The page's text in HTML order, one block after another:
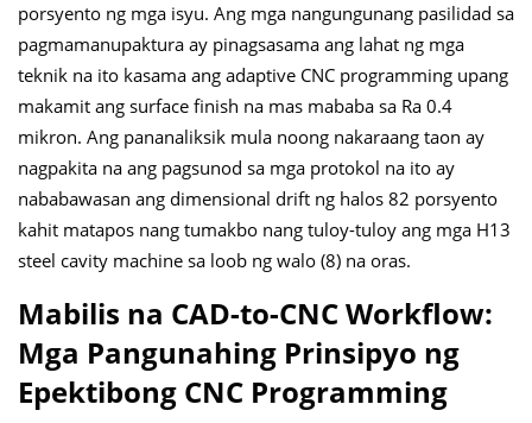
porsyento ng mga isyu. Ang mga nangungunang pasilidad sa
pagmamanupaktura ay pinagsasama ang lahat ng mga
teknik na ito kasama ang adaptive CNC programming upang
makamit ang surface finish na mas mababa sa Ra 0.4
mikron. Ang pananaliksik mula noong nakaraang taon ay
nagpakita na ang pagsunod sa mga protokol na ito ay
nababawasan ang dimensional drift ng halos 82 porsyento
kahit matapos nang tumakbo nang tuloy-tuloy ang mga H13
steel cavity machine sa loob ng walo (8) na oras.
Mabilis na CAD-to-CNC Workflow:
Mga Pangunahing Prinsipyo ng
Epektibong CNC Programming